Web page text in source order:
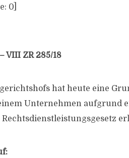
0
VIII ZR 285/18
hat heute eine
Unternehmen aufgrund